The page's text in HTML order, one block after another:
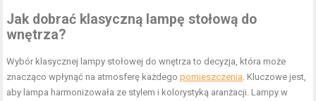
Jak dobrać klasyczną lampę stołową do
wnętrza?
Wybór klasycznej lampy stołowej do wnętrza to decyzja, która może
znacząco wpłynąć na atmosferę każdegopomieszczenia. Kluczowe jest,
aby lampa harmonizowała ze stylem i kolorystyką aranżacji. Lampy w